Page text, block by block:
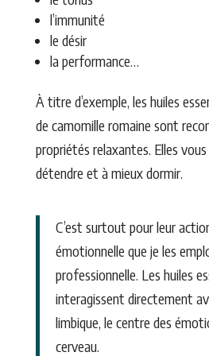
l’immunité
le désir
la performance…
À titre d’exemple, les huiles
de camomille romaine sont
propriétés relaxantes. Elles
détendre et à mieux dormir.
C’est surtout pour leur
émotionnelle que je les
professionnelle. Les huiles
interagissent directement
limbique, le centre des
cerveau.